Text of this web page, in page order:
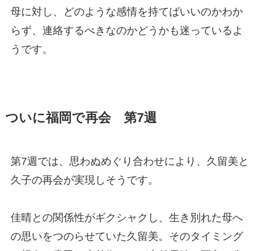
母に対し、どのような感情を持てばいいのかわか
らず、連絡するべきなのかどうかも迷っているよ
うです。
ついに福岡で再会 第7週
第7週では、思わぬめぐり合わせにより、久留美と
久子の再会が実現しそうです。
佳晴との関係性がギクシャクし、生き別れた母へ
の思いをつのらせていた久留美。そのタイミング